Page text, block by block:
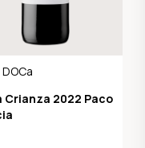
Crianza 2022 Paco